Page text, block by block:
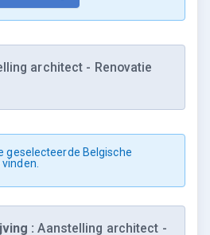
architect - Renovatie
geselecteerde Belgische
: Aanstelling architect -